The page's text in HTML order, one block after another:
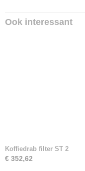
Ook interessant
Koffiedrab filter ST 2
€ 352,62